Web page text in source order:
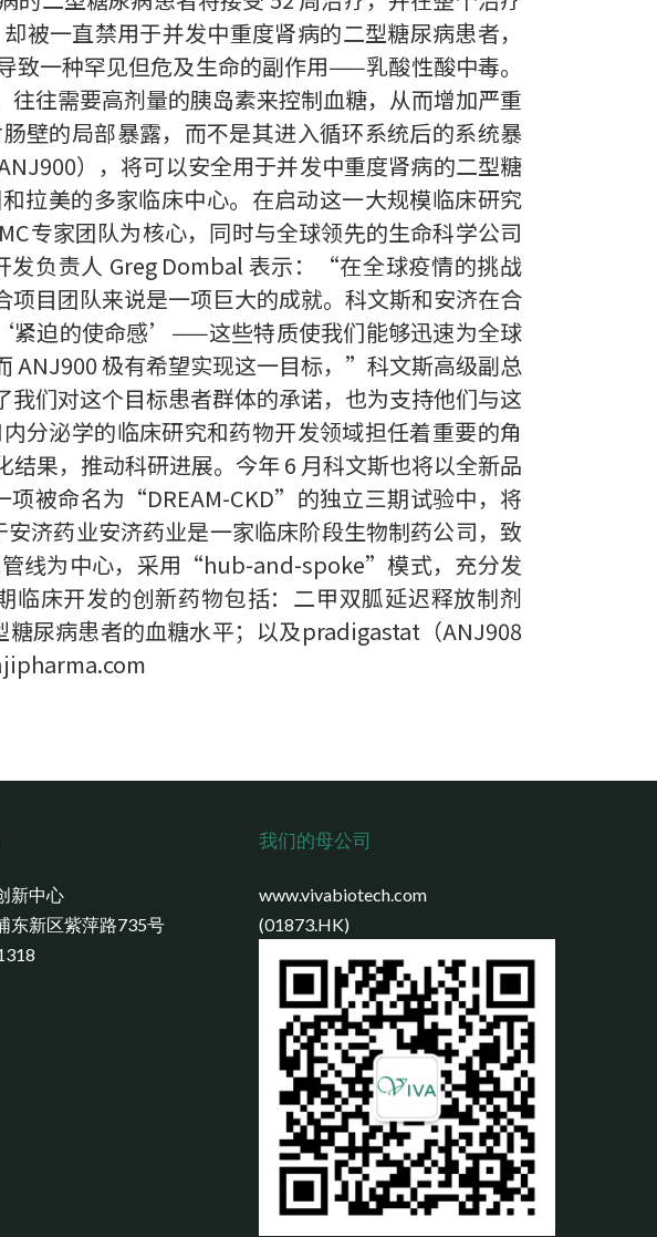
被一直禁用于并发中重度肾病的二型糖尿病患者，
一种罕见但危及生命的副作用——乳酸性酸中毒。
往需要高剂量的胰岛素来控制血糖，从而增加严重
壁的局部暴露，而不是其进入循环系统后的系统暴
），将可以安全用于并发中重度肾病的二型糖
拉美的多家临床中心。在启动这一大规模临床研究
专家团队为核心，同时与全球领先的生命科学公司
负责人 Greg Dombal 表示：“在全球疫情的挑战
目团队来说是一项巨大的成就。科文斯和安济在合
迫的使命感’——这些特质使我们能够迅速为全球
极有希望实现这一目标，”科文斯高级副总
们对这个目标患者群体的承诺，也为支持他们与这
分泌学的临床研究和药物开发领域担任着重要的角
果，推动科研进展。今年 6 月科文斯也将以全新品
被命名为“DREAM-CKD”的独立三期试验中，将
济药业安济药业是一家临床阶段生物制药公司，致
管线为中心，采用“hub-and-spoke”模式，充分发
床开发的创新药物包括：二甲双胍延迟释放制剂
糖尿病患者的血糖水平；以及pradigastat（ANJ908
新中心
东新区紫萍路735号
我们的母公司
www.vivabiotech.com
(01873.HK)